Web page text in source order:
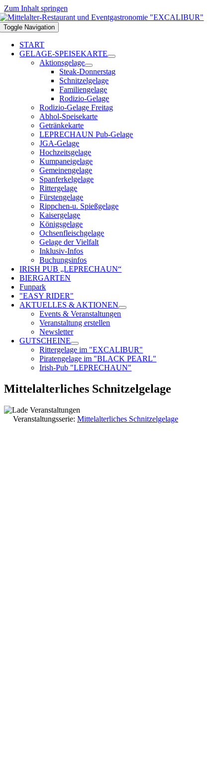
Zum Inhalt springen
Toggle Navigation
START
GELAGE-SPEISEKARTE
Aktionsgelage
Steak-Donnerstag
Schnitzelgelage
Familiengelage
Rodizio-Gelage
Rodizio-Gelage Freitag
Abhol-Speisekarte
Getränkekarte
LEPRECHAUN Pub-Gelage
JGA-Gelage
Hochzeitsgelage
Kumpaneigelage
Gemeinengelage
Spanferkelgelage
Rittergelage
Fürstengelage
Rippchen-u. Spießgelage
Kaisergelage
Königsgelage
Ochsenfleischgelage
Gelage der Vielfalt
Inklusiv-Infos
Buchungsinfos
IRISH PUB „LEPRECHAUN“
BIERGARTEN
Funpark
"EASY RIDER"
AKTUELLES & AKTIONEN
Events & Veranstaltungen
Veranstaltung erstellen
Newsletter
GUTSCHEINE
Rittergelage im "EXCALIBUR"
Piratengelage im "BLACK PEARL"
Irish-Pub "LEPRECHAUN"
Mittelalterliches Schnitzelgelage
Veranstaltungsserie: Mittelalterliches Schnitzelgelage